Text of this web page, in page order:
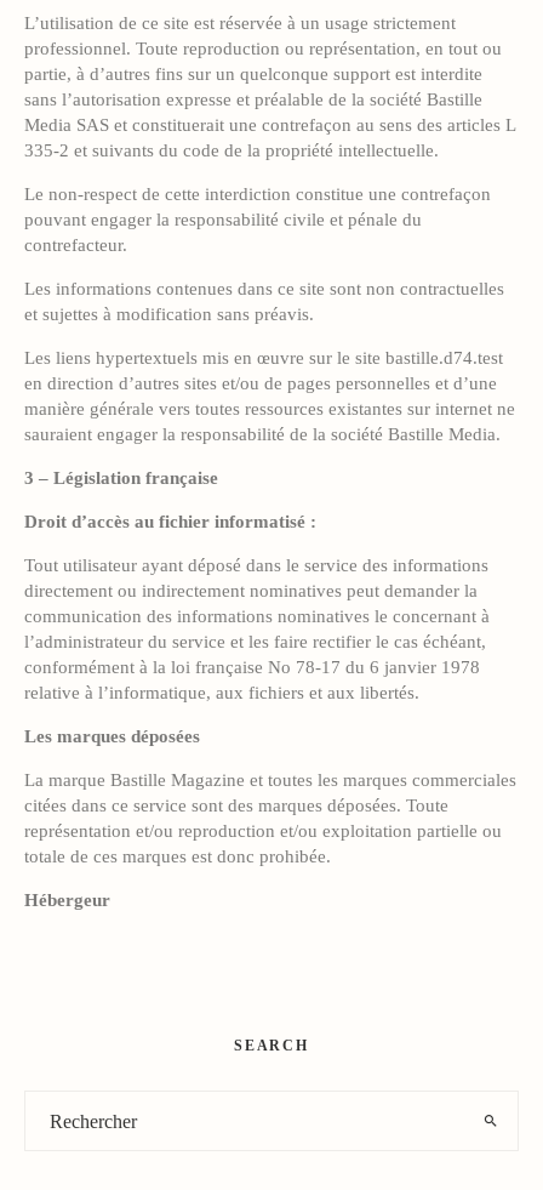
L’utilisation de ce site est réservée à un usage strictement
professionnel. Toute reproduction ou représentation, en tout ou
partie, à d’autres fins sur un quelconque support est interdite
sans l’autorisation expresse et préalable de la société Bastille
Media SAS et constituerait une contrefaçon au sens des articles L
335-2 et suivants du code de la propriété intellectuelle.
Le non-respect de cette interdiction constitue une contrefaçon
pouvant engager la responsabilité civile et pénale du
contrefacteur.
Les informations contenues dans ce site sont non contractuelles
et sujettes à modification sans préavis.
Les liens hypertextuels mis en œuvre sur le site bastille.d74.test
en direction d’autres sites et/ou de pages personnelles et d’une
manière générale vers toutes ressources existantes sur internet ne
sauraient engager la responsabilité de la société Bastille Media.
3 – Législation française
Droit d’accès au fichier informatisé :
Tout utilisateur ayant déposé dans le service des informations
directement ou indirectement nominatives peut demander la
communication des informations nominatives le concernant à
l’administrateur du service et les faire rectifier le cas échéant,
conformément à la loi française No 78-17 du 6 janvier 1978
relative à l’informatique, aux fichiers et aux libertés.
Les marques déposées
La marque Bastille Magazine et toutes les marques commerciales
citées dans ce service sont des marques déposées. Toute
représentation et/ou reproduction et/ou exploitation partielle ou
totale de ces marques est donc prohibée.
Hébergeur
SEARCH